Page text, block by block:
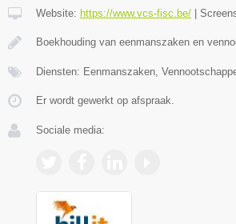
Website: https://www.vcs-fisc.be/
Boekhouding van eenmanszaken en
Diensten: Eenmanszaken,
Er wordt gewerkt op afspraak.
Sociale media: